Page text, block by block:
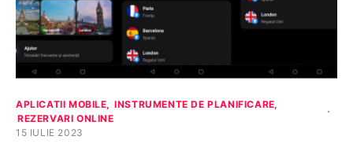
APLICATII MOBILE
INSTRUMENTE DE PLANIFICARE
REZERVARI ONLINE
15 IULIE 2023